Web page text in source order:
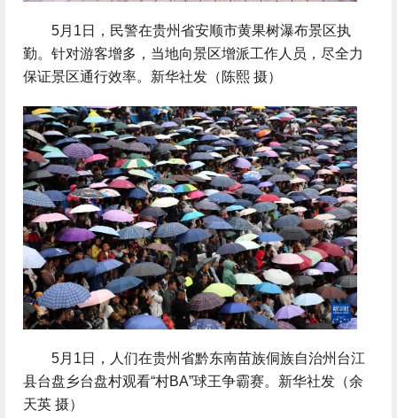
5月1日，民警在贵州省安顺市黄果树瀑布景区执
勤。针对游客增多，当地向景区增派工作人员，尽全力
保证景区通行效率。新华社发（陈熙 摄）
5月1日，人们在贵州省黔东南苗族侗族自治州台江
县台盘乡台盘村观看“村BA”球王争霸赛。新华社发（余
天英 摄）